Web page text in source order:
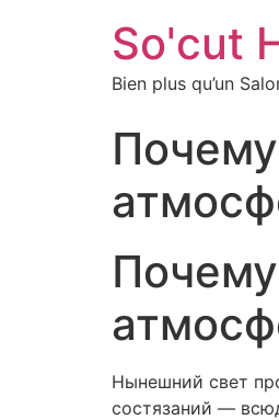
So'cut
Bien plus qu’un
Нынешний свет
состязаний —